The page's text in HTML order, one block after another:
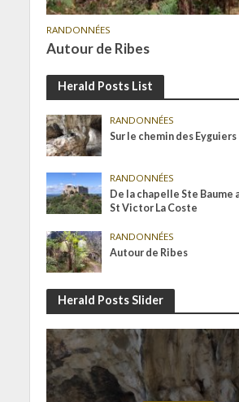
RANDONNÉES
Autour de Ribes
Herald Posts List
RANDONNÉES
Sur le chemin des Eyguiers
RANDONNÉES
De la chapelle Ste Baume
St Victor La Coste
RANDONNÉES
Autour de Ribes
Herald Posts Slider